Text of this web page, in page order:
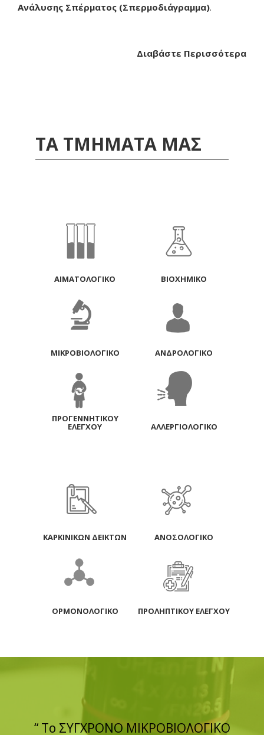
Ανάλυσης Σπέρματος (Σπερμοδιάγραμμα).
Διαβάστε Περισσότερα
ΤΑ ΤΜΗΜΑΤΑ ΜΑΣ
ΑΙΜΑΤΟΛΟΓΙΚΟ BIOXHMIKO
ΜΙΚΡΟΒΙΟΛΟΓΙΚΟ ΑΝΔΡΟΛΟΓΙΚΟ
ΠΡΟΓΕΝΝΗΤΙΚΟΥ
ΕΛΕΓΧΟΥ ΑΛΛΕΡΓΙΟΛΟΓΙΚΟ
ΚΑΡΚΙΝΙΚΩΝ ΔΕΙΚΤΩΝ ΑΝΟΣΟΛΟΓΙΚΟ
ΟΡΜΟΝΟΛΟΓΙΚΟ ΠΡΟΛΗΠΤΙΚΟΥ ΕΛΕΓΧΟΥ
“ Το ΣΥΓΧΡΟΝΟ ΜΙΚΡΟΒΙΟΛΟΓΙΚΟ